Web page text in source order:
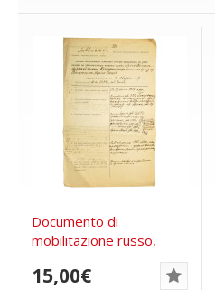
Documento di
mobilitazione russo,
russo imperiale, della...
15,00€